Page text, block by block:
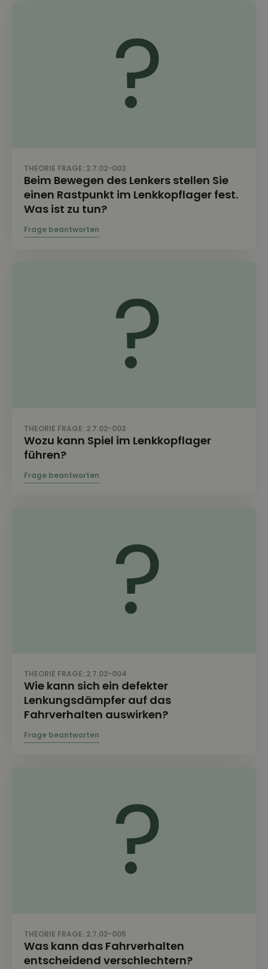
THEORIE FRAGE: 2.7.02-002
Beim Bewegen des Lenkers stellen Sie
einen Rastpunkt im Lenkkopflager fest.
Was ist zu tun?
THEORIE FRAGE: 2.7.02-003
Wozu kann Spiel im Lenkkopflager
führen?
THEORIE FRAGE: 2.7.02-004
Wie kann sich ein defekter
Lenkungsdämpfer auf das
Fahrverhalten auswirken?
THEORIE FRAGE: 2.7.02-005
Was kann das Fahrverhalten
entscheidend verschlechtern?